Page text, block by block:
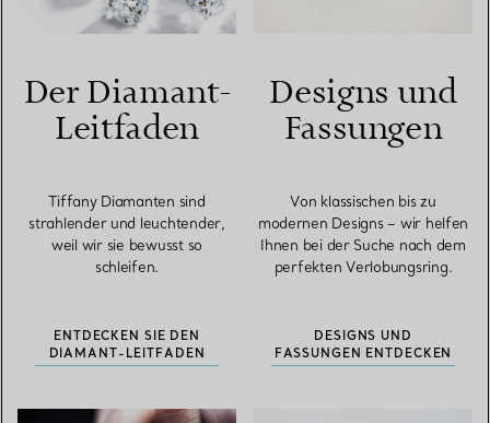
Der Diamant-
Leitfaden
Tiffany Diamanten sind
strahlender und leuchtender,
weil wir sie bewusst so
schleifen.
ENTDECKEN SIE DEN
DIAMANT-LEITFADEN
Designs und
Fassungen
Von klassischen bis zu
modernen Designs – wir helfen
Ihnen bei der Suche nach dem
perfekten Verlobungsring.
DESIGNS UND
FASSUNGEN ENTDECKEN